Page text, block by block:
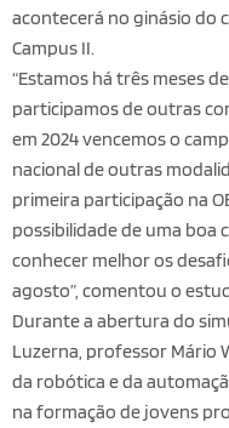
acontecerá no ginásio do
Campus II.
“Estamos há três meses
participamos de outras
em 2024 vencemos o
nacional de outras
primeira participação na
possibilidade de uma boa
conhecer melhor os
agosto”, comentou o
Durante a abertura do
Luzerna, professor Mário
da robótica e da
na formação de jovens